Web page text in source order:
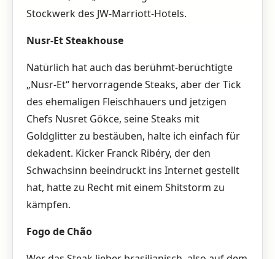
Stockwerk des JW-Marriott-Hotels.
Nusr-Et Steakhouse
Natürlich hat auch das berühmt-berüchtigte
„Nusr-Et“ hervorragende Steaks, aber der Tick
des ehemaligen Fleischhauers und jetzigen
Chefs Nusret Gökce, seine Steaks mit
Goldglitter zu bestäuben, halte ich einfach für
dekadent. Kicker Franck Ribéry, der den
Schwachsinn beeindruckt ins Internet gestellt
hat, hatte zu Recht mit einem Shitstorm zu
kämpfen.
Fogo de Chão